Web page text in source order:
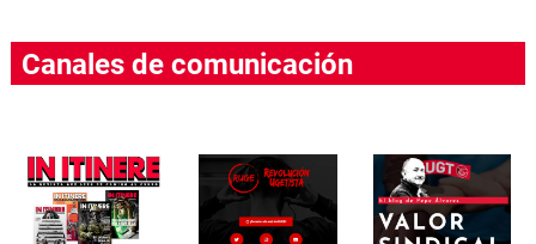
Canales de comunicación